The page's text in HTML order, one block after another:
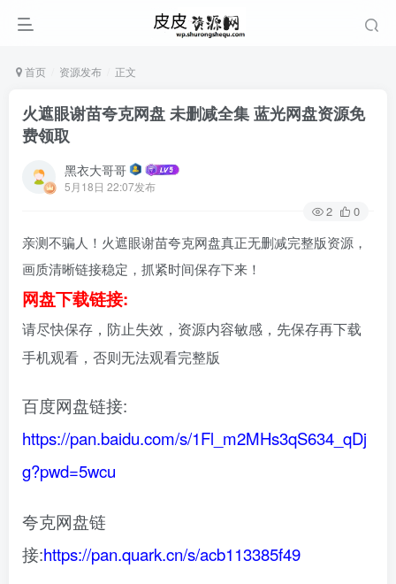
首页 资源发布 正文
火遮眼谢苗夸克网盘 未删减全集 蓝光网盘资源免
费领取
黑衣大哥哥
5月18日 22:07发布
2 0
亲测不骗人！火遮眼谢苗夸克网盘真正无删减完整版资源，
画质清晰链接稳定，抓紧时间保存下来！
网盘下载链接:
请尽快保存，防止失效，资源内容敏感，先保存再下载
手机观看，否则无法观看完整版
百度网盘链接:
https://pan.baidu.com/s/1Fl_m2MHs3qS634_qDj
g?pwd=5wcu
夸克网盘链
接:https://pan.quark.cn/s/acb113385f49